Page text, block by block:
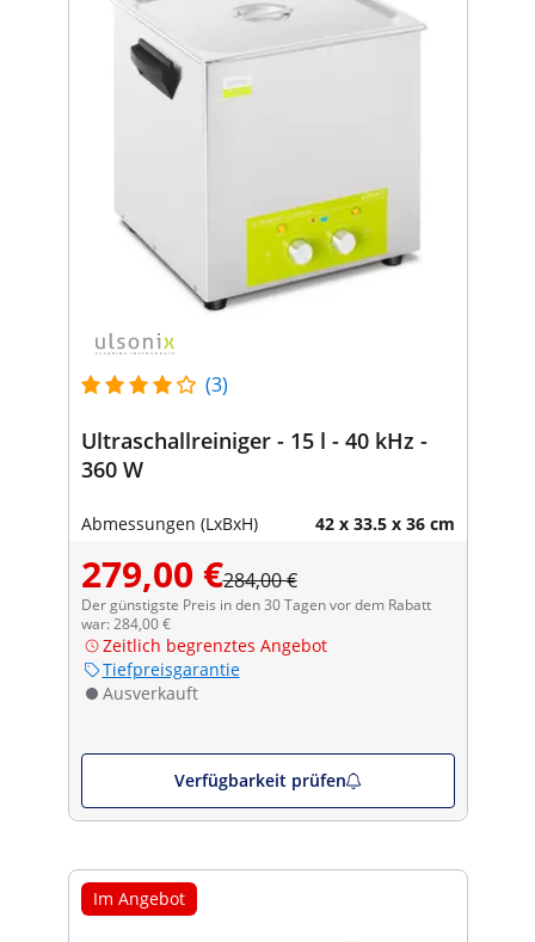
(3)
Ultraschallreiniger - 15 l - 40 kHz -
360 W
Abmessungen (LxBxH) 42 x 33.5 x 36 cm
279,00 €284,00 €
Der günstigste Preis in den 30 Tagen vor dem Rabatt
war: 284,00 €
Zeitlich begrenztes Angebot
Tiefpreisgarantie
Ausverkauft
Verfügbarkeit prüfen
Im Angebot